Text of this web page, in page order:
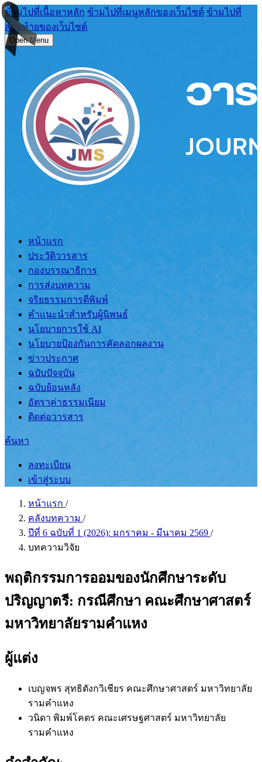
ข้ามไปที่เนื้อหาหลัก ข้ามไปที่เมนูหลักของเว็บไซต์ ข้ามไปที่
ส่วนท้ายของเว็บไซต์
Open Menu
หน้าแรก
ประวัติวารสาร
กองบรรณาธิการ
การส่งบทความ
จริยธรรมการตีพิมพ์
คำแนะนำสำหรับผู้นิพนธ์
นโยบายการใช้ AI
นโยบายป้องกันการคัดลอกผลงาน
ข่าวประกาศ
ฉบับปัจจุบัน
ฉบับย้อนหลัง
อัตราค่าธรรมเนียม
ติดต่อวารสาร
ค้นหา
ลงทะเบียน
เข้าสู่ระบบ
หน้าแรก /
คลังบทความ /
ปีที่ 6 ฉบับที่ 1 (2026): มกราคม - มีนาคม 2569 /
บทความวิจัย
พฤติกรรมการออมของนักศึกษาระดับ
ปริญญาตรี: กรณีศึกษา คณะศึกษาศาสตร์
มหาวิทยาลัยรามคำแหง
ผู้แต่ง
เบญจพร สุทธิตังกวิเชียร คณะศึกษาศาสตร์ มหาวิทยาลัย
รามคำแหง
วนิดา พิมพ์โคตร คณะเศรษฐศาสตร์ มหาวิทยาลัย
รามคำแหง